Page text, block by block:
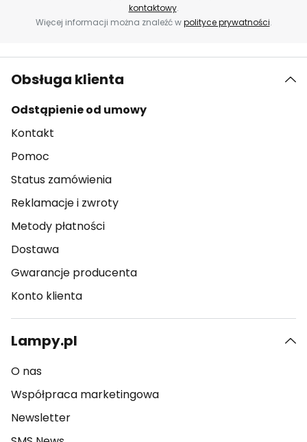
kontaktowy.
Więcej informacji można znaleźć wpolityce prywatności.
Obsługa klienta
Odstąpienie od umowy
Kontakt
Pomoc
Status zamówienia
Reklamacje i zwroty
Metody płatności
Dostawa
Gwarancje producenta
Konto klienta
Lampy.pl
O nas
Współpraca marketingowa
Newsletter